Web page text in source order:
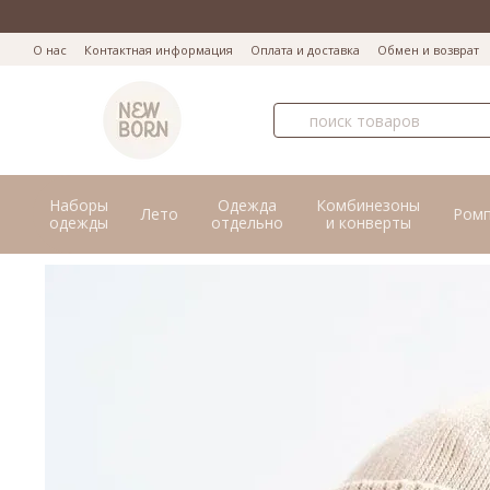
О нас Контактная информация Оплата и доставка Обмен и возврат
Наборы
одежды
Лето
Одежда
отдельно
Комбинезоны
и конверты